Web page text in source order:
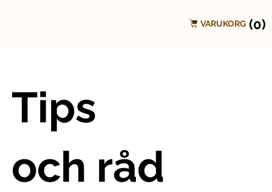
VARUKORG (0)
Tips
och råd